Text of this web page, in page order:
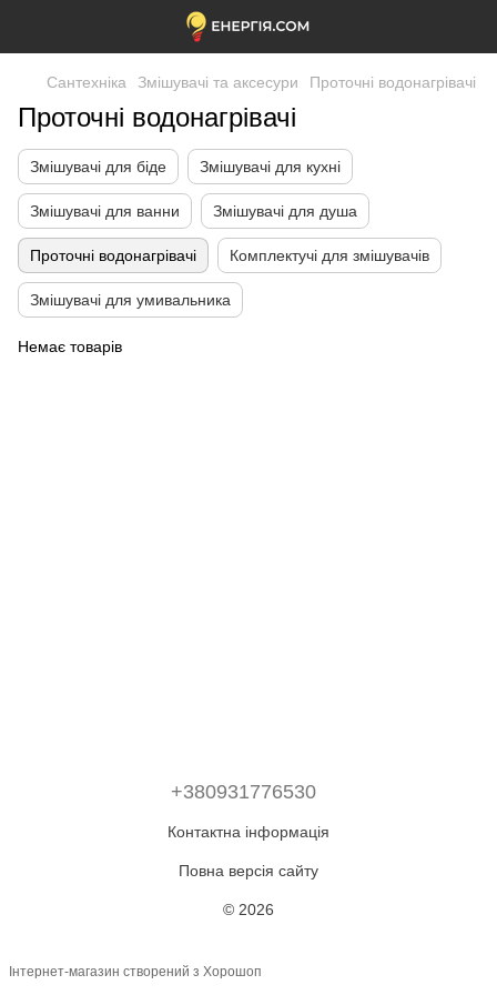
Сантехніка Змішувачі та аксесури Проточні водонагрівачі
Проточні водонагрівачі
Змішувачі для біде Змішувачі для кухні
Змішувачі для ванни Змішувачі для душа
Проточні водонагрівачі Комплектучі для змішувачів
Змішувачі для умивальника
Немає товарів
+380931776530
Контактна інформація
Повна версія сайту
© 2026
Інтернет-магазин створений з Хорошоп